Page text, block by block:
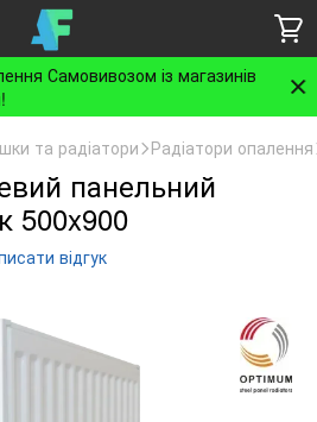
Самовивозом із магазинів
та радіатори Радіатори опалення
панельний
500x900
відгук